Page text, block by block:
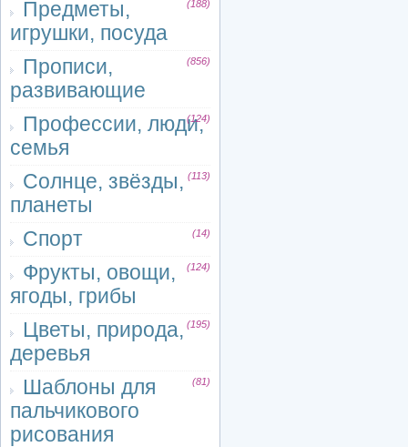
Предметы,
игрушки, посуда
(188)
Прописи,
развивающие
(856)
Профессии, люди,
семья
(124)
Солнце, звёзды,
планеты
(113)
Спорт (14)
Фрукты, овощи,
ягоды, грибы
(124)
Цветы, природа,
деревья
(195)
Шаблоны для
пальчикового
рисования
(81)